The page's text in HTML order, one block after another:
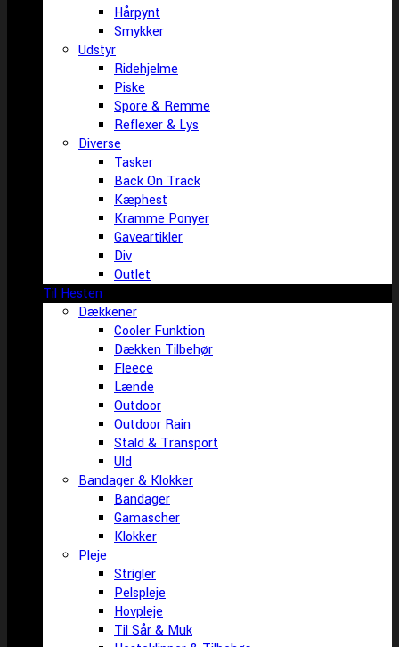
Hårpynt
Smykker
Udstyr
Ridehjelme
Piske
Spore & Remme
Reflexer & Lys
Diverse
Tasker
Back On Track
Kæphest
Kramme Ponyer
Gaveartikler
Div
Outlet
Til Hesten
Dækkener
Cooler Funktion
Dækken Tilbehør
Fleece
Lænde
Outdoor
Outdoor Rain
Stald & Transport
Uld
Bandager & Klokker
Bandager
Gamascher
Klokker
Pleje
Strigler
Pelspleje
Hovpleje
Til Sår & Muk